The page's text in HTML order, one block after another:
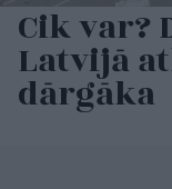
Cik var?
Latvijā
dārgāka